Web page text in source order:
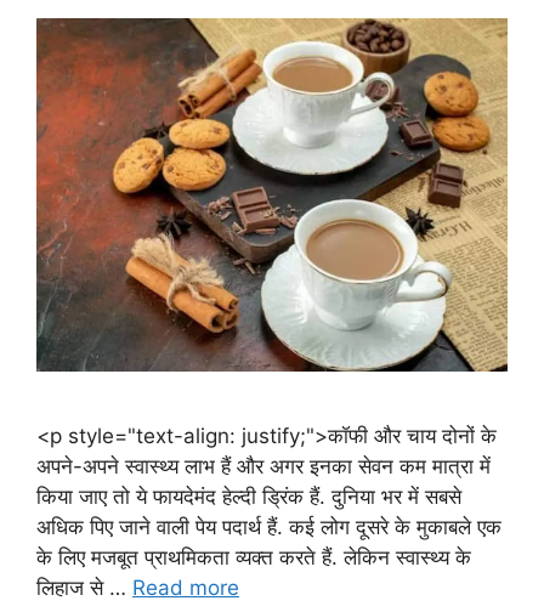
<p style="text-align: justify;">कॉफी और चाय दोनों के
अपने-अपने स्वास्थ्य लाभ हैं और अगर इनका सेवन कम मात्रा में
किया जाए तो ये फायदेमंद हेल्दी ड्रिंक हैं. दुनिया भर में सबसे
अधिक पिए जाने वाली पेय पदार्थ हैं. कई लोग दूसरे के मुकाबले एक
के लिए मजबूत प्राथमिकता व्यक्त करते हैं. लेकिन स्वास्थ्य के
लिहाज से … Read more